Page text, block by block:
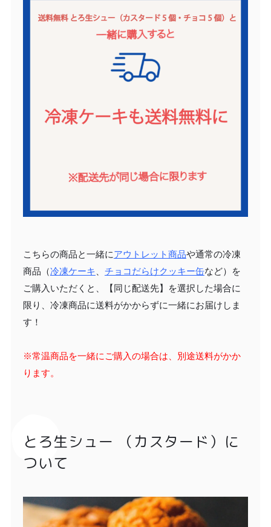
こちらの商品と一緒にアウトレット商品や通常の冷凍
商品（冷凍ケーキ、 チョコだらけクッキー缶など）を
ご購入いただくと、【同じ配送先】を選択した場合に
限り、冷凍商品に送料がかからずに一緒にお届けしま
す！
※常温商品を一緒にご購入の場合は、別途送料がかか
ります。
とろ生シュー （カスタード）に
ついて